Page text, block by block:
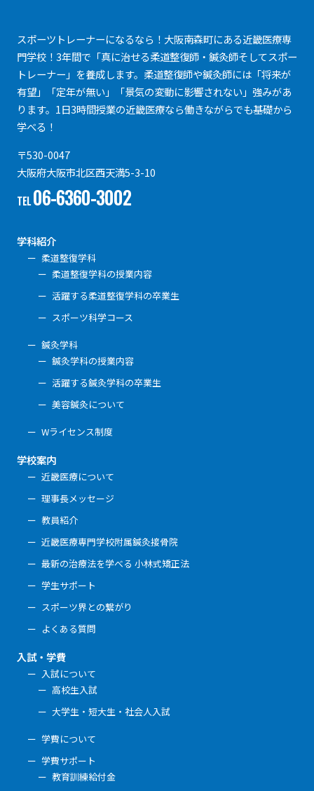
スポーツトレーナーになるなら！大阪南森町にある近畿医療専
門学校！3年間で「真に治せる柔道整復師・鍼灸師そしてスポー
トレーナー」を養成します。柔道整復師や鍼灸師には「将来が
有望」「定年が無い」「景気の変動に影響されない」強みがあ
ります。1日3時間授業の近畿医療なら働きながらでも基礎から
学べる！
〒530-0047
大阪府大阪市北区西天満5-3-10
TEL06-6360-3002
学科紹介
柔道整復学科
柔道整復学科の授業内容
活躍する柔道整復学科の卒業生
スポーツ科学コース
鍼灸学科
鍼灸学科の授業内容
活躍する鍼灸学科の卒業生
美容鍼灸について
Wライセンス制度
学校案内
近畿医療について
理事長メッセージ
教員紹介
近畿医療専門学校附属鍼灸接骨院
最新の治療法を学べる 小林式矯正法
学生サポート
スポーツ界との繋がり
よくある質問
入試・学費
入試について
高校生入試
大学生・短大生・社会人入試
学費について
学費サポート
教育訓練給付金